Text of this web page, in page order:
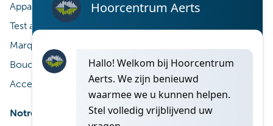
Appareils auditifs
Test auditif
Marques
Bouchons d’oreille sur mesure
Accessoires auditifs
Notre service
À propos de nous